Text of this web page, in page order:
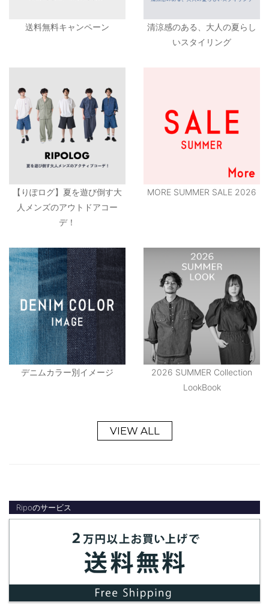
送料無料キャンペーン
清涼感のある、大人の夏らし
いスタイリング
【りぽログ】夏を遊び倒す大
人メンズのアウトドアコー
デ！
MORE SUMMER SALE 2026
デニムカラー別イメージ
2026 SUMMER Collection
LookBook
VIEW ALL
Ripoのサービス